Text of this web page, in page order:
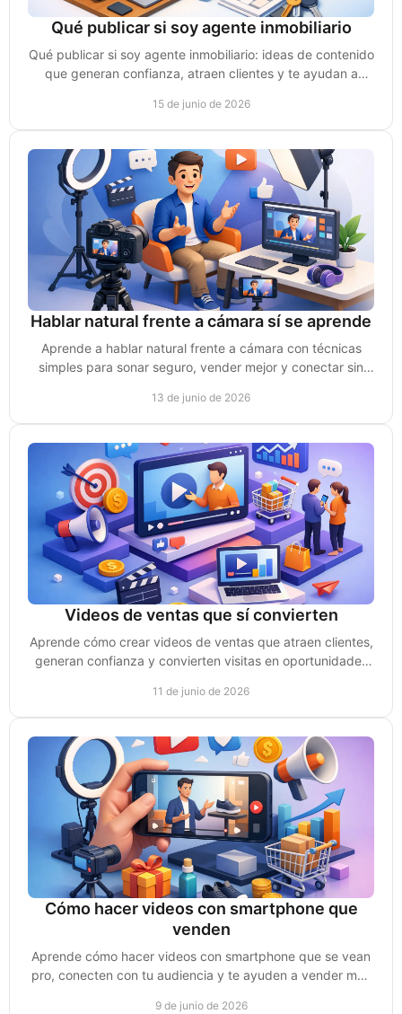
Qué publicar si soy agente inmobiliario
Qué publicar si soy agente inmobiliario: ideas de contenido
que generan confianza, atraen clientes y te ayudan a
15 de junio de 2026
Hablar natural frente a cámara sí se aprende
Aprende a hablar natural frente a cámara con técnicas
simples para sonar seguro, vender mejor y conectar sin
13 de junio de 2026
Videos de ventas que sí convierten
Aprende cómo crear videos de ventas que atraen clientes,
generan confianza y convierten visitas en oportunidades
11 de junio de 2026
Cómo hacer videos con smartphone que
venden
Aprende cómo hacer videos con smartphone que se vean
pro, conecten con tu audiencia y te ayuden a vender más
9 de junio de 2026